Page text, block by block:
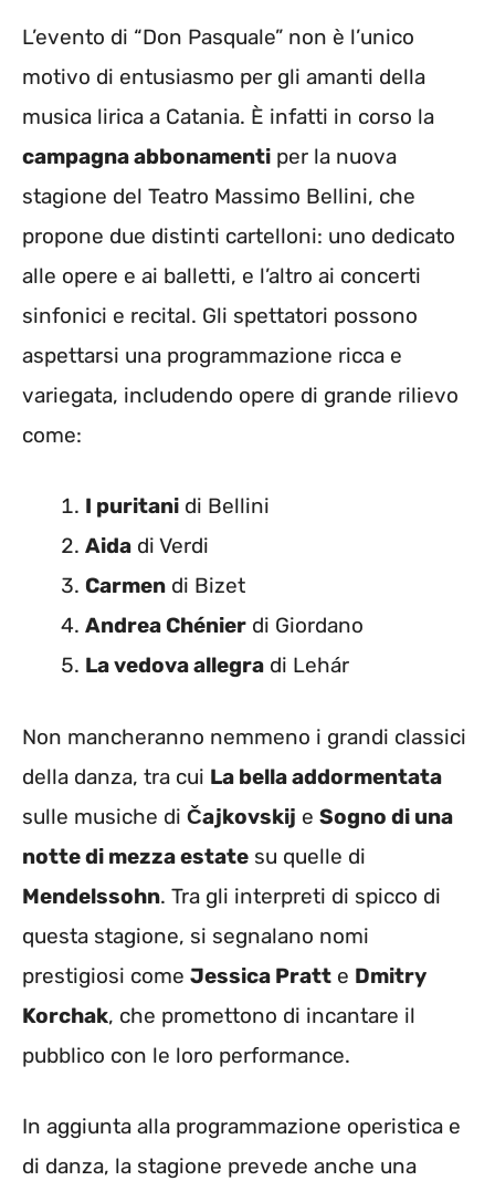
L’evento di “Don Pasquale” non è l’unico
motivo di entusiasmo per gli amanti della
musica lirica a Catania. È infatti in corso la
campagna abbonamenti per la nuova
stagione del Teatro Massimo Bellini, che
propone due distinti cartelloni: uno dedicato
alle opere e ai balletti, e l’altro ai concerti
sinfonici e recital. Gli spettatori possono
aspettarsi una programmazione ricca e
variegata, includendo opere di grande rilievo
come:
I puritani di Bellini
Aida di Verdi
Carmen di Bizet
Andrea Chénier di Giordano
La vedova allegra di Lehár
Non mancheranno nemmeno i grandi classici
della danza, tra cui La bella addormentata
sulle musiche di Čajkovskij e Sogno di una
notte di mezza estate su quelle di
Mendelssohn. Tra gli interpreti di spicco di
questa stagione, si segnalano nomi
prestigiosi come Jessica Pratt e Dmitry
Korchak, che promettono di incantare il
pubblico con le loro performance.
In aggiunta alla programmazione operistica e
di danza, la stagione prevede anche una